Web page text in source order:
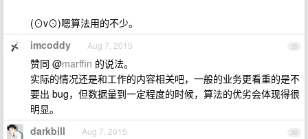
(⊙v⊙)嗯算法用的不少。
35
imcoddy Aug 7, 2015
赞同 @marffin 的说法。
实际的情况还是和工作的内容相关吧，一般的业务更看重的是不
要出 bug，但数据量到一定程度的时候，算法的优劣会体现得很
明显。
36
darkbill Aug 7, 2015